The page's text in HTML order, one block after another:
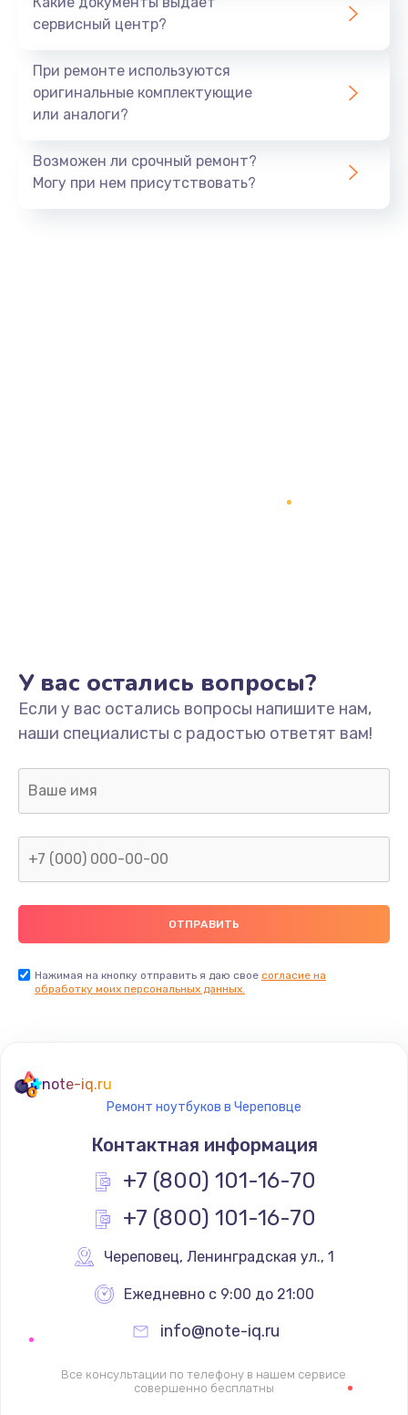
сервисный центр?
При ремонте используются
оригинальные комплектующие
или аналоги?
Возможен ли срочный ремонт?
Могу при нем присутствовать?
У вас остались вопросы?
Если у вас остались вопросы напишите нам,
наши специалисты с радостью ответят вам!
Нажимая на кнопку отправить я даю свое согласие на
обработку моих персональных данных.
note-iq.ru
Ремонт ноутбуков в Череповце
Контактная информация
+7 (800) 101-16-70
+7 (800) 101-16-70
Череповец, Ленинградская ул., 1
Ежедневно с 9:00 до 21:00
info@note-iq.ru
Все консультации по телефону в нашем сервисе
совершенно бесплатны